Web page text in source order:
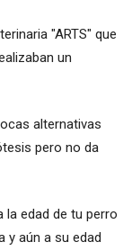
"ARTS" que
un
alternativas
pero no da
la edad de tu perro
y aún a su edad